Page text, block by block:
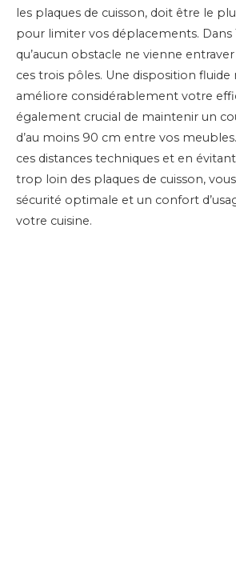
les plaques de cuisson, doit être le
pour limiter vos déplacements. Dans
qu’aucun obstacle ne vienne
ces trois pôles. Une disposition fluide
améliore considérablement votre
également crucial de maintenir un
d’au moins 90 cm entre vos
ces distances techniques et en
trop loin des plaques de cuisson,
sécurité optimale et un confort
votre cuisine.